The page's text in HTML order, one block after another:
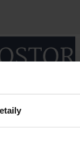
všichni, kteří